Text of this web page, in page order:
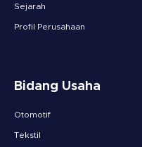
Sejarah
Profil Perusahaan
Bidang Usaha
Otomotif
Tekstil